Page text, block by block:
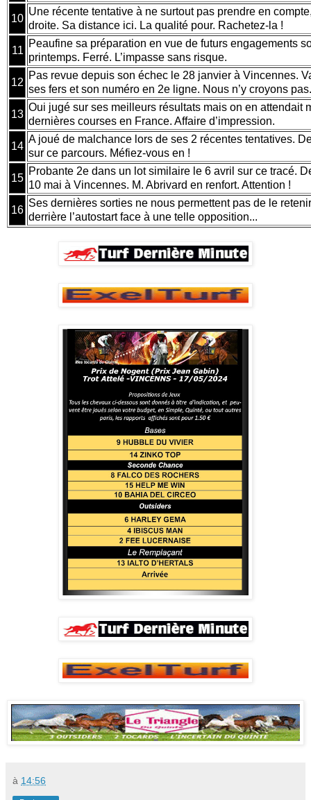
10
Une récente tentative à ne surtout pas prendre en
droite. Sa distance ici. La qualité pour. Rachetez-la !
11
Peaufine sa préparation en vue de futurs engagements
printemps. Ferré. L’impasse sans risque.
12
Pas revue depuis son échec le 28 janvier à Vincennes.
ses fers et son numéro en 2e ligne. Nous n’y croyons
13
Oui jugé sur ses meilleurs résultats mais on en attendait
dernières courses en France. Affaire d’impression.
14
A joué de malchance lors de ses 2 récentes tentatives.
sur ce parcours. Méfiez-vous en !
15
Probante 2e dans un lot similaire le 6 avril sur ce tracé.
10 mai à Vincennes. M. Abrivard en renfort. Attention !
16
Ses dernières sorties ne nous permettent pas de le
derrière l’autostart face à une telle opposition...
à 14:56